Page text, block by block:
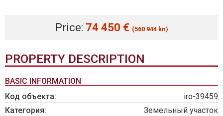
Price: 74 450 € (560 944 kn)
PROPERTY DESCRIPTION
BASIC INFORMATION
Код объекта:
iro-39459
Категория:
Земельный участок